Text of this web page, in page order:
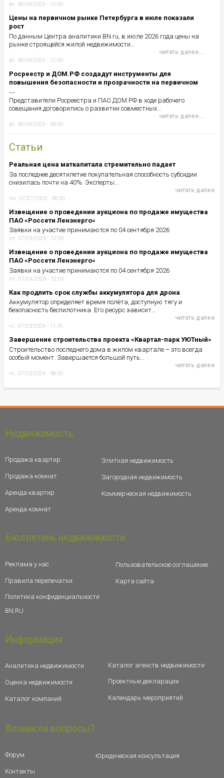
вт, 08/04/2026 - 15:00
Цены на первичном рынке Петербурга в июле показали
рост
По данным Центра аналитики BN.ru, в июле 2026 года цены на
рынке строящейся жилой недвижимости…
читать далее...
вт, 08/04/2026 - 12:00
Росреестр и ДОМ.РФ создадут инструменты для
повышения безопасности и прозрачности на первичном
...
Представители Росреестра и ПАО ДОМ.РФ в ходе рабочего
совещания договорились о развитии совместных…
читать далее...
вт, 08/04/2026 - 09:00
Статьи
Реальная цена маткапитала стремительно падает
За последнее десятилетие покупательная способность субсидии
снизилась почти на 40%. Эксперты…
читать далее
пн, 07/27/2026 - 08:00
Извещение о проведении аукциона по продаже имущества
ПАО «Россети Ленэнерго»
Заявки на участие принимаются по 04 сентября 2026
пт, 07/24/2026 - 12:00
Извещение о проведении аукциона по продаже имущества
ПАО «Россети Ленэнерго»
Заявки на участие принимаются по 04 сентября 2026
пт, 07/24/2026 - 12:00
Как продлить срок службы аккумулятора для дрона
Аккумулятор определяет время полёта, доступную тягу и
безопасность беспилотника. Его ресурс зависит…
читать далее
чт, 07/23/2026 - 11:45
Завершение строительства проекта «Квартал-парк УЮТный»
Строительство последнего дома в жилом квартале – это всегда
особый момент. Завершается большой путь…
читать далее
чт, 07/23/2026 - 08:00
Недвижимость
Продажа квартир
Продажа комнат
Аренда квартир
Аренда комнат
Элитная недвижимость
Загородная недвижимость
Коммерческая недвижимость
Бюллетень недвижимости
Реклама у нас
Правила перепечатки
Политика конфиденциальности
BN.RU
Пользовательское соглашение
Карта сайта
Информация
Аналитика недвижимости
Оценка недвижимости
Каталог компаний
Каталог агенств недвижимости
Проектные декларации
Календарь мероприятий
Возникли вопросы?
Форум
Контакты
Юридическая консультация